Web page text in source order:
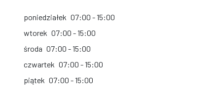
poniedziałek 07:00 - 15:00
wtorek 07:00 - 15:00
środa 07:00 - 15:00
czwartek 07:00 - 15:00
piątek 07:00 - 15:00